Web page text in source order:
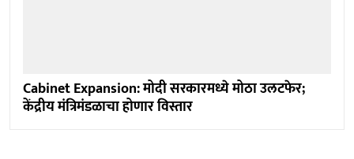
Cabinet Expansion: मोदी सरकारमध्ये मोठा उलटफेर;
केंद्रीय मंत्रिमंडळाचा होणार विस्तार